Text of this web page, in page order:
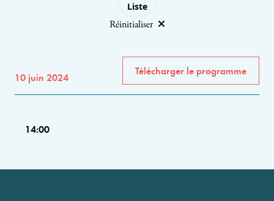
Liste
Réinitialiser
10 juin 2024
Télécharger le programme
14:00